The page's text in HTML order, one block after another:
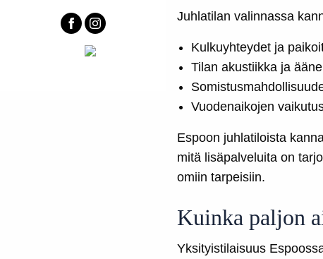
Juhlatilan valinnassa
Kulkuyhteydet ja
Tilan akustiikka ja
Vuodenaikojen
Espoon juhlatiloista
mitä lisäpalveluita on
omiin tarpeisiin.
Kuinka paljon
Yksityistilaisuus